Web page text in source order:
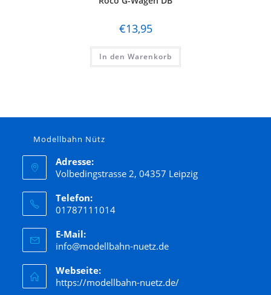
€13,95
In den Warenkorb
Modellbahn Nütz
Adresse:
Volbedingstrasse 2, 04357 Leipzig
Telefon:
01787111014
E-Mail:
info@modellbahn-nuetz.de
Webseite:
https://modellbahn-nuetz.de/